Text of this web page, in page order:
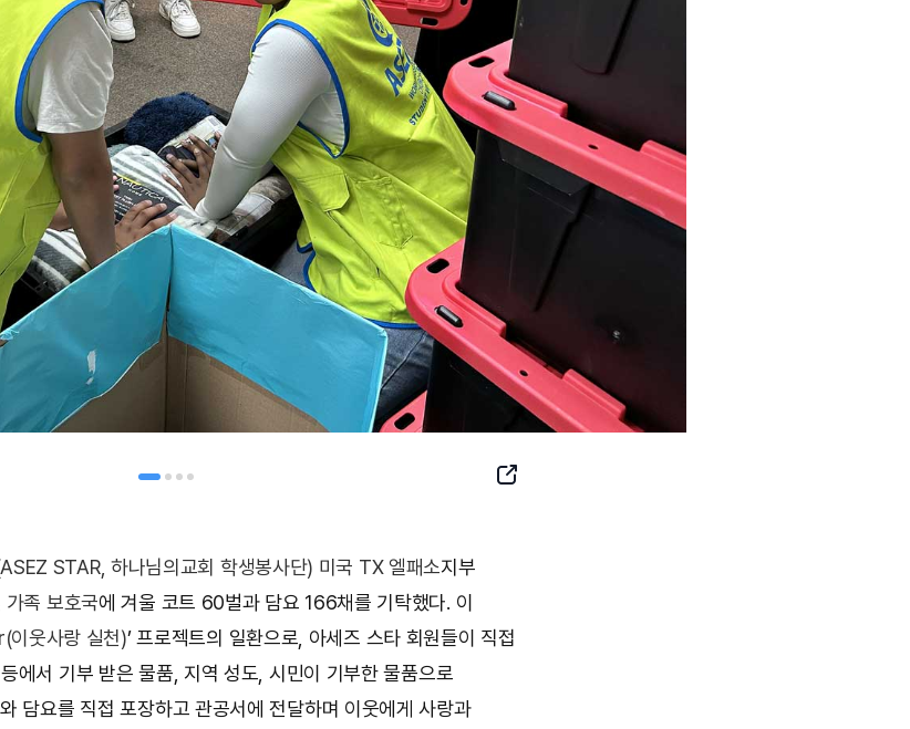
SNS
STAR, 하나님의교회 학생봉사단) 미국 TX 엘패소지부
가족 보호국에 겨울 코트 60벌과 담요 166채를 기탁했다. 이
웃사랑 실천)’ 프로젝트의 일환으로, 아세즈 스타 회원들이 직접
에서 기부 받은 물품, 지역 성도, 시민이 기부한 물품으로
담요를 직접 포장하고 관공서에 전달하며 이웃에게 사랑과